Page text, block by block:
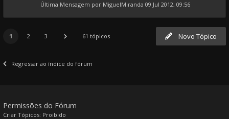
Última Mensagem por MiguelMiranda 09 Jul 2012, 09:56
Novo Tópico
1 2 3 61 tópicos
Regressar ao índice do fórum
Permissões do Fórum
Criar Tópicos: Proibido